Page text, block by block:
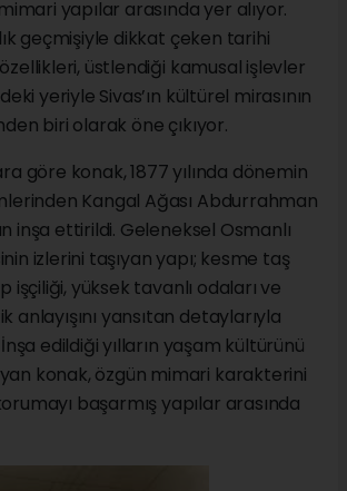
yapılar arasında yer alıyor.
geçmişiyle dikkat çeken tarihi
üstlendiği kamusal işlevler
yeriyle Sivas’ın kültürel mirasının
biri olarak öne çıkıyor.
göre konak, 1877 yılında dönemin
Kangal Ağası Abdurrahman
inşa ettirildi. Geleneksel Osmanlı
izlerini taşıyan yapı; kesme taş
işçiliği, yüksek tavanlı odaları ve
anlayışını yansıtan detaylarıyla
edildiği yılların yaşam kültürünü
konak, özgün mimari karakterini
başarmış yapılar arasında